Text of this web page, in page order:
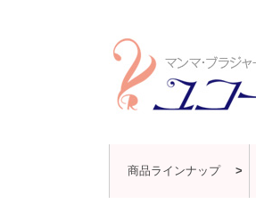
商品ラインナップ